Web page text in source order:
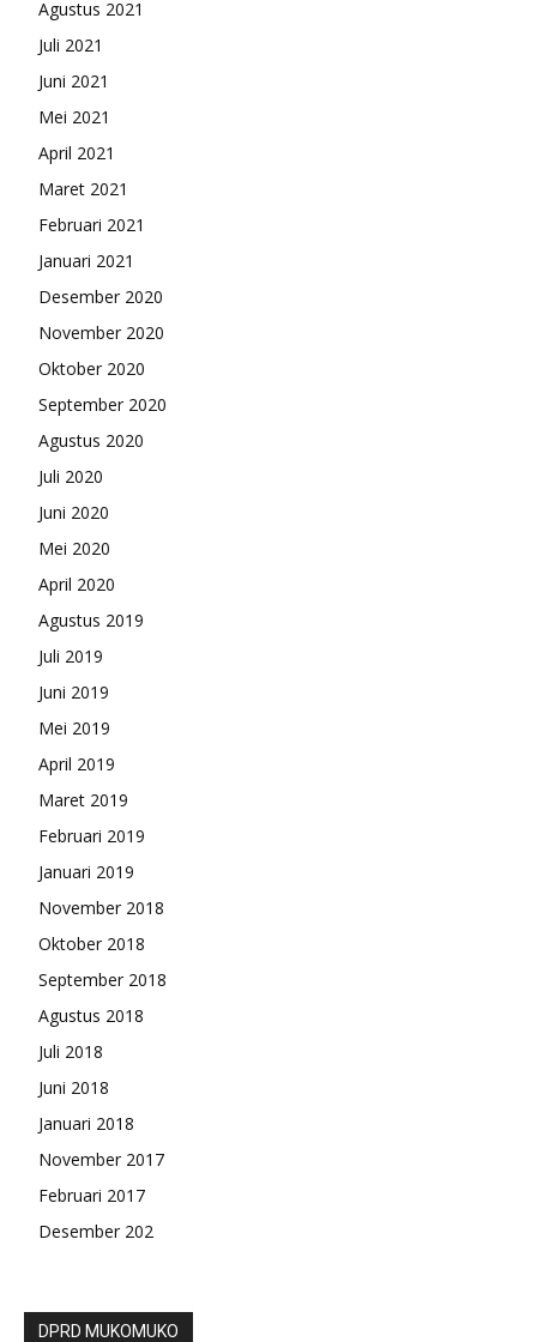
Agustus 2021
Juli 2021
Juni 2021
Mei 2021
April 2021
Maret 2021
Februari 2021
Januari 2021
Desember 2020
November 2020
Oktober 2020
September 2020
Agustus 2020
Juli 2020
Juni 2020
Mei 2020
April 2020
Agustus 2019
Juli 2019
Juni 2019
Mei 2019
April 2019
Maret 2019
Februari 2019
Januari 2019
November 2018
Oktober 2018
September 2018
Agustus 2018
Juli 2018
Juni 2018
Januari 2018
November 2017
Februari 2017
Desember 202
DPRD MUKOMUKO